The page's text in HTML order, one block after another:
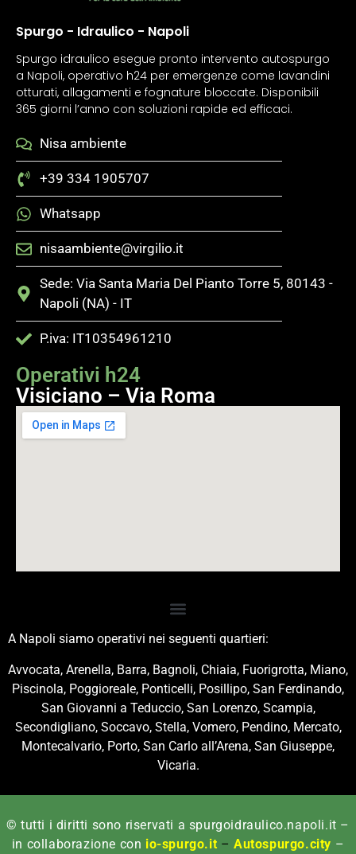
Spurgo - Idraulico - Napoli
Spurgo idraulico esegue pronto intervento autospurgo
a Napoli, operativo h24 per emergenze come lavandini
otturati, allagamenti e fognature bloccate. Disponibili
365 giorni l’anno con soluzioni rapide ed efficaci.
Nisa ambiente
+39 334 1905707
Whatsapp
nisaambiente@virgilio.it
Sede: Via Santa Maria Del Pianto Torre 5, 80143 -
Napoli (NA) - IT
P.iva: IT10354961210
Operativi h24
Visiciano – Via Roma
A Napoli siamo operativi nei seguenti quartieri:
Avvocata, Arenella, Barra, Bagnoli, Chiaia, Fuorigrotta, Miano,
Piscinola, Poggioreale, Ponticelli, Posillipo, San Ferdinando,
San Giovanni a Teduccio, San Lorenzo, Scampia,
Secondigliano, Soccavo, Stella, Vomero, Pendino, Mercato,
Montecalvario, Porto, San Carlo all’Arena, San Giuseppe,
Vicaria.
© tutti i diritti sono riservati a spurgoidraulico.napoli.it –
in collaborazione con io-spurgo.it – Autospurgo.city –